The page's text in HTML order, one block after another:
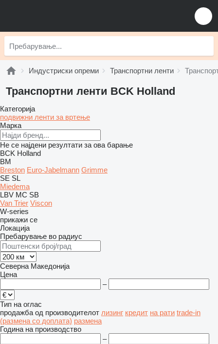
Индустриски опреми Транспортни ленти
Транспортни ленти BCK Holland
Категорија
подвижни ленти за вртење
Марка
Не се најдени резултати за ова барање
BCK Holland
BM
Breston Euro-Jabelmann Grimme
SE SL
Miedema
LBV MC SB
Van Trier Viscon
W-series
прикажи се
Локација
Пребарување во радиус
Северна Македонија
Цена
–
Тип на оглас
продажба од производителот лизинг кредит на рати trade-in
(размена со доплата) размена
Година на производство
–